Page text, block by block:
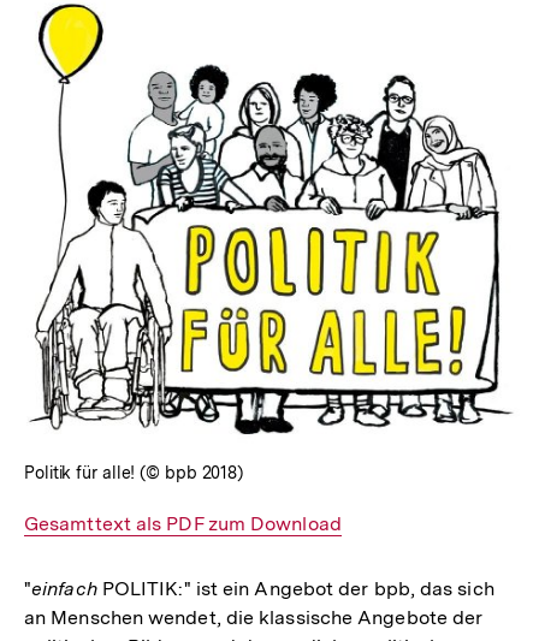
Politik für alle! (© bpb 2018)
Interner
Gesamttext als PDF zum Download
"einfachPOLITIK:" ist ein Angebot der bpb, das sich
an Menschen wendet, die klassische Angebote der